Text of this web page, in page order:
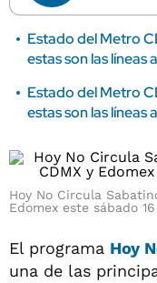
Estado del Metro
estas son las
Estado del Metro
estas son las
Hoy No Circula
Edomex este sábado
El programa Hoy
una de las